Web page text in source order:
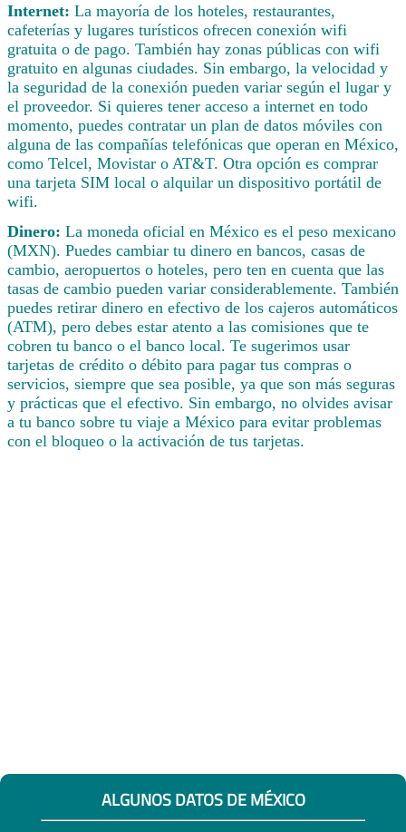
Internet: La mayoría de los hoteles, restaurantes,
cafeterías y lugares turísticos ofrecen conexión wifi
gratuita o de pago. También hay zonas públicas con wifi
gratuito en algunas ciudades. Sin embargo, la velocidad y
la seguridad de la conexión pueden variar según el lugar y
el proveedor. Si quieres tener acceso a internet en todo
momento, puedes contratar un plan de datos móviles con
alguna de las compañías telefónicas que operan en México,
como Telcel, Movistar o AT&T. Otra opción es comprar
una tarjeta SIM local o alquilar un dispositivo portátil de
wifi.
Dinero: La moneda oficial en México es el peso mexicano
(MXN). Puedes cambiar tu dinero en bancos, casas de
cambio, aeropuertos o hoteles, pero ten en cuenta que las
tasas de cambio pueden variar considerablemente. También
puedes retirar dinero en efectivo de los cajeros automáticos
(ATM), pero debes estar atento a las comisiones que te
cobren tu banco o el banco local. Te sugerimos usar
tarjetas de crédito o débito para pagar tus compras o
servicios, siempre que sea posible, ya que son más seguras
y prácticas que el efectivo. Sin embargo, no olvides avisar
a tu banco sobre tu viaje a México para evitar problemas
con el bloqueo o la activación de tus tarjetas.
ALGUNOS DATOS DE MÉXICO